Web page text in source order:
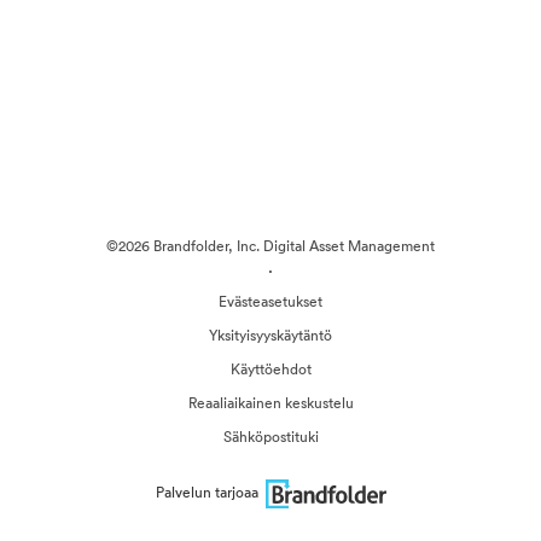
©2026 Brandfolder, Inc. Digital Asset Management
·
Evästeasetukset
Yksityisyyskäytäntö
Käyttöehdot
Reaaliaikainen keskustelu
Sähköpostituki
Palvelun tarjoaa